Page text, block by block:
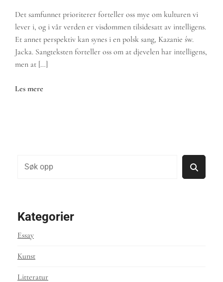
Det samfunnet prioriterer forteller oss mye om kulturen vi
lever i, og i vår verden er visdommen tilsidesatt av intelligens.
Et annet perspektiv kan synes i en polsk sang, Kazanie św.
Jacka. Sangteksten forteller oss om at djevelen har intelligens,
men at […]
Les mere
Kategorier
Essay
Kunst
Litteratur